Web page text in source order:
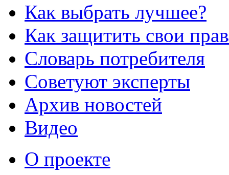
Как выбрать лучшее?
Как защитить свои
Словарь потребителя
Советуют эксперты
Архив новостей
Видео
О проекте